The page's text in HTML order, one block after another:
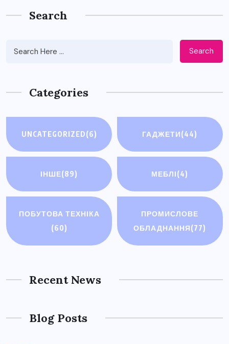
Search
Search
Categories
UNCATEGORIZED(6) ГАДЖЕТИ(44)
ІНШЕ(89) МЕБЛІ(4)
ПОБУТОВА ТЕХНІКА
(60)
ПРОМИСЛОВЕ
ОБЛАДНАННЯ(77)
Recent News
Blog Posts